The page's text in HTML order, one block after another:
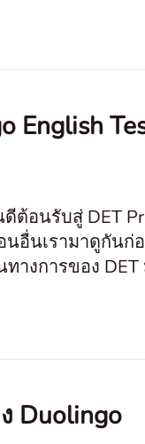
English
ต้อนรับสู่ DET
นอื่นเรามาดูกันก่
Duolingo